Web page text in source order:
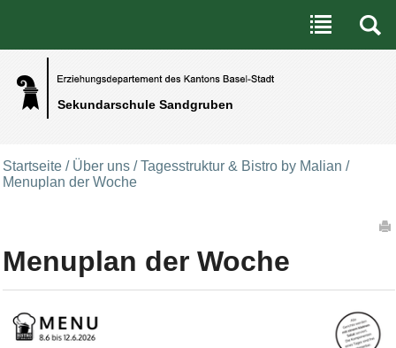
Sekundarschule Sandgruben
Benutzerspezifische Werkzeuge
Direkt zum Inhalt|Direkt zur Navigation
Startseite / Über uns /Tagesstruktur & Bistro by Malian /
Menuplan der Woche
Menuplan der Woche